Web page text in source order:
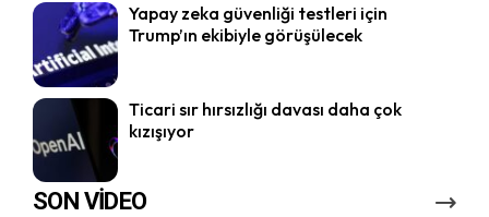
Yapay zeka güvenliği testleri için
Trump’ın ekibiyle görüşülecek
Ticari sır hırsızlığı davası daha çok
kızışıyor
SON VİDEO